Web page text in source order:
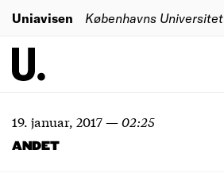
Uniavisen Københavns Universitet
19. januar, 2017—02:25
ANDET